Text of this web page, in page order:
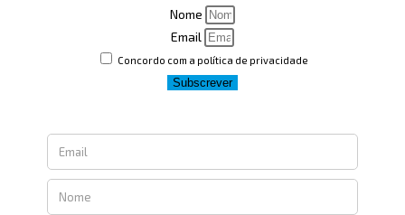
Nome
Email
Concordo com a política de privacidade
Subscrever